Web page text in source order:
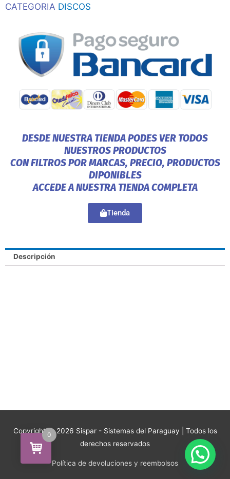
CATEGORIA DISCOS
DESDE NUESTRA TIENDA PODES VER TODOS
NUESTROS PRODUCTOS
CON FILTROS POR MARCAS, PRECIO, PRODUCTOS
DIPONIBLES
ACCEDE A NUESTRA TIENDA COMPLETA
Tienda
Descripción
Copyright © 2026 Sispar - Sistemas del Paraguay | Todos los
derechos reservados
Política de devoluciones y reembolsos
0